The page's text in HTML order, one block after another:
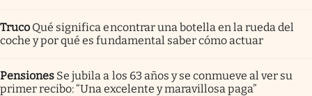
Truco Qué significa encontrar una botella en la rueda del
coche y por qué es fundamental saber cómo actuar
Pensiones Se jubila a los 63 años y se conmueve al ver su
primer recibo: “Una excelente y maravillosa paga”